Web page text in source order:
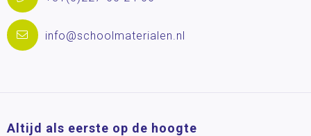
info@schoolmaterialen.nl
Altijd als eerste op de hoogte